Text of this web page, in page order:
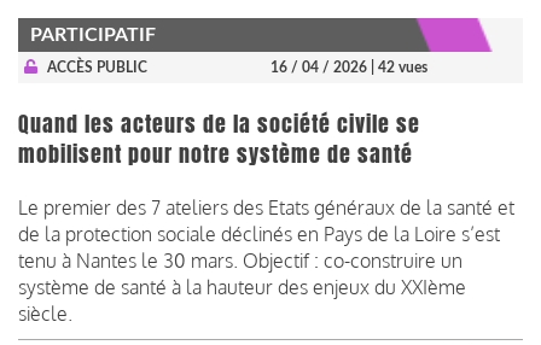
PARTICIPATIF
ACCÈS PUBLIC 16 / 04 / 2026 | 42 vues
Quand les acteurs de la société civile se
mobilisent pour notre système de santé
Le premier des 7 ateliers des Etats généraux de la santé et
de la protection sociale déclinés en Pays de la Loire s’est
tenu à Nantes le 30 mars. Objectif : co-construire un
système de santé à la hauteur des enjeux du XXIème
siècle.